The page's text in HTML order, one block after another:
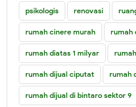
psikologis renovasi
rumah cinere murah rumah
rumah diatas 1 milyar
rumah dijual ciputat rumah
rumah dijual di bintaro sektor 9